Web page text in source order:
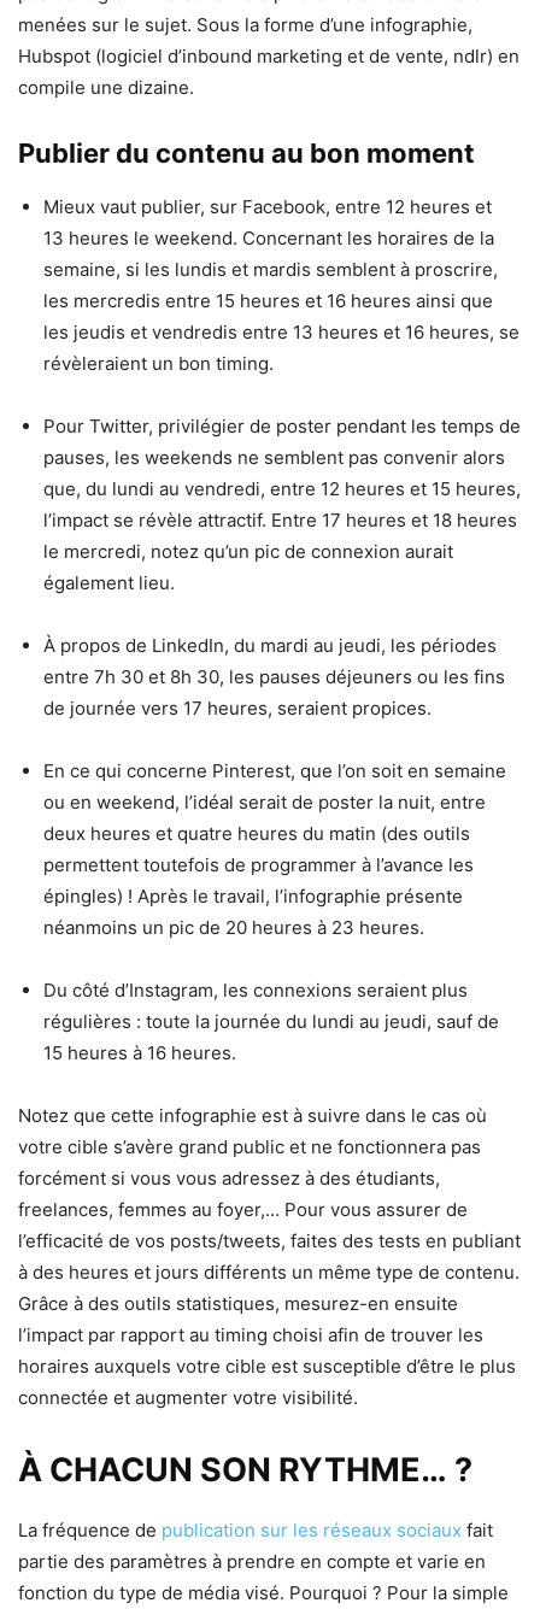
menées sur le sujet. Sous la forme d’une infographie,
Hubspot (logiciel d’inbound marketing et de vente, ndlr) en
compile une dizaine.
Publier du contenu au bon moment
Mieux vaut publier, sur Facebook, entre 12 heures et
13 heures le weekend. Concernant les horaires de la
semaine, si les lundis et mardis semblent à proscrire,
les mercredis entre 15 heures et 16 heures ainsi que
les jeudis et vendredis entre 13 heures et 16 heures, se
révèleraient un bon timing.
Pour Twitter, privilégier de poster pendant les temps de
pauses, les weekends ne semblent pas convenir alors
que, du lundi au vendredi, entre 12 heures et 15 heures,
l’impact se révèle attractif. Entre 17 heures et 18 heures
le mercredi, notez qu’un pic de connexion aurait
également lieu.
À propos de LinkedIn, du mardi au jeudi, les périodes
entre 7h 30 et 8h 30, les pauses déjeuners ou les fins
de journée vers 17 heures, seraient propices.
En ce qui concerne Pinterest, que l’on soit en semaine
ou en weekend, l’idéal serait de poster la nuit, entre
deux heures et quatre heures du matin (des outils
permettent toutefois de programmer à l’avance les
épingles) ! Après le travail, l’infographie présente
néanmoins un pic de 20 heures à 23 heures.
Du côté d’Instagram, les connexions seraient plus
régulières : toute la journée du lundi au jeudi, sauf de
15 heures à 16 heures.
Notez que cette infographie est à suivre dans le cas où
votre cible s’avère grand public et ne fonctionnera pas
forcément si vous vous adressez à des étudiants,
freelances, femmes au foyer,… Pour vous assurer de
l’efficacité de vos posts/tweets, faites des tests en publiant
à des heures et jours différents un même type de contenu.
Grâce à des outils statistiques, mesurez-en ensuite
l’impact par rapport au timing choisi afin de trouver les
horaires auxquels votre cible est susceptible d’être le plus
connectée et augmenter votre visibilité.
À CHACUN SON RYTHME… ?
La fréquence de publication sur les réseaux sociaux fait
partie des paramètres à prendre en compte et varie en
fonction du type de média visé. Pourquoi ? Pour la simple